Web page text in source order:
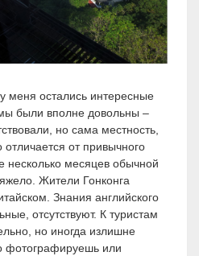
меня остались интересные
были вполне довольны –
но сама местность,
отличается от привычного
несколько месяцев обычной
Жители Гонконга
Знания английского
отсутствуют. К туристам
но иногда излишне
фотографируешь или